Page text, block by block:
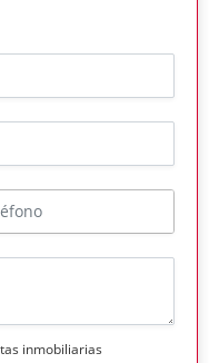
inmobiliarias